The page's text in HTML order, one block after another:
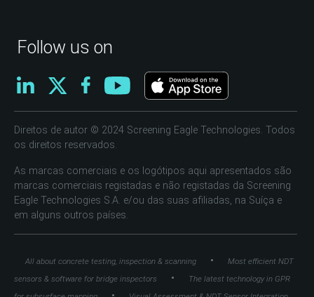
Follow us on
Direitos de autor © 2024 Screening Eagle Technologies. Todos
os direitos reservados.
As marcas comerciais e os logótipos aqui apresentados são
marcas comerciais registadas e não registadas da Screening
Eagle Technologies S.A. e/ou das suas afiliadas, na Suíça e
em alguns outros países.
All about concrete testing, inspection & scanning •
Most efficient NDT
sensors & software for bridge inspectors
•
The latest technology in GPR